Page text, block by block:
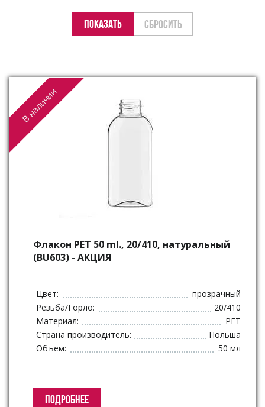
В наличии
Флакон PET 50 ml., 20/410, натуральный
(BU603) - АКЦИЯ
Цвет:
прозрачный
Резьба/Горло:
20/410
Материал:
PET
Страна производитель:
Польша
Объем:
50 мл
ПОДРОБНЕЕ